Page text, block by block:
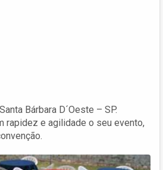
Bárbara D´Oeste – SP.
rapidez e agilidade o seu evento,